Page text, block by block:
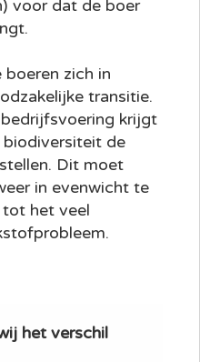
voor dat de boer
zich in
transitie.
krijgt
de
Dit moet
in evenwicht te
het veel
het verschil